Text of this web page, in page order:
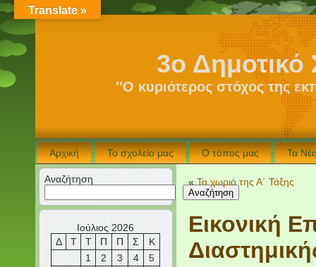
3ο Δημοτικό
''Ο κυριότερος στόχος της
Αρχική Το σχολείο μας Ο τόπος μας Τα
Αναζήτηση
Αναζήτηση
Ιούλιος 2026
Δ
Τ Τ Π Π Σ
Κ
1
2 3 4
5
« Το χωριό της Α΄ Τάξης
Εικονική
Translate »